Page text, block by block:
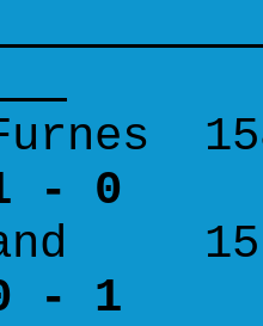
2
- 0
- 1